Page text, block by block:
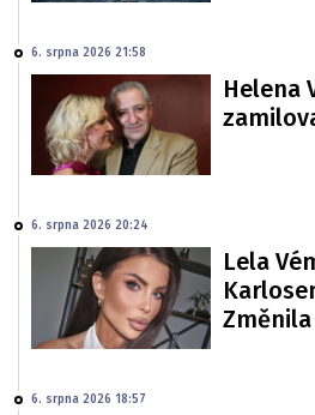
6. srpna 2026 21:58
Helena
6. srpna 2026 20:24
Lela
6. srpna 2026 18:57